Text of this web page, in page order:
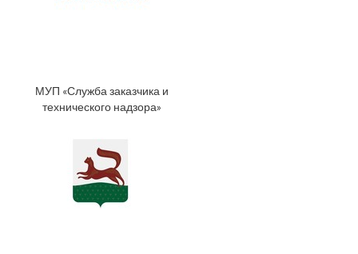
МУП «Служба заказчика и
технического надзора»